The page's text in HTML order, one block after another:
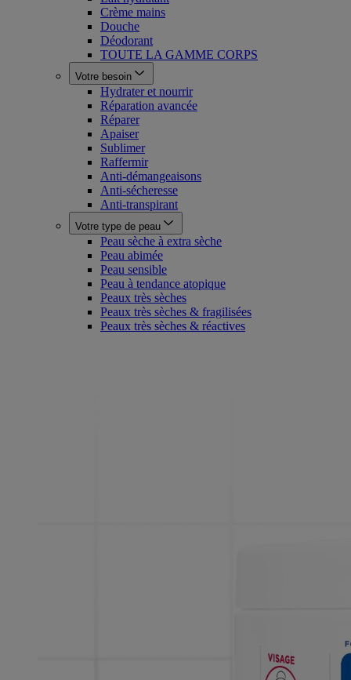
Crème mains
Douche
Déodorant
TOUTE LA GAMME CORPS
Votre besoin
Hydrater et nourrir
Réparation avancée
Réparer
Apaiser
Sublimer
Raffermir
Anti-démangeaisons
Anti-sécheresse
Anti-transpirant
Votre type de peau
Peau sèche à extra sèche
Peau abimée
Peau sensible
Peau à tendance atopique
Peaux très sèches
Peaux très sèches & fragilisées
Peaux très sèches & réactives